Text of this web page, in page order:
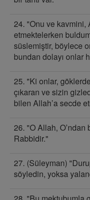
24. "Onu ve kavmini,
etmektelerken
süslemiştir, böylece
bundan dolayı onlar
25. "Ki onlar,
çıkaran ve sizin
bilen Allah’a secde
26. "O Allah, O’ndan
Rabbidir."
27. (Süleyman)
söyledin, yoksa